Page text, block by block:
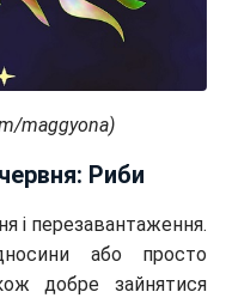
maggyona)
Риби
і перезавантаження.
або просто
добре зайнятися